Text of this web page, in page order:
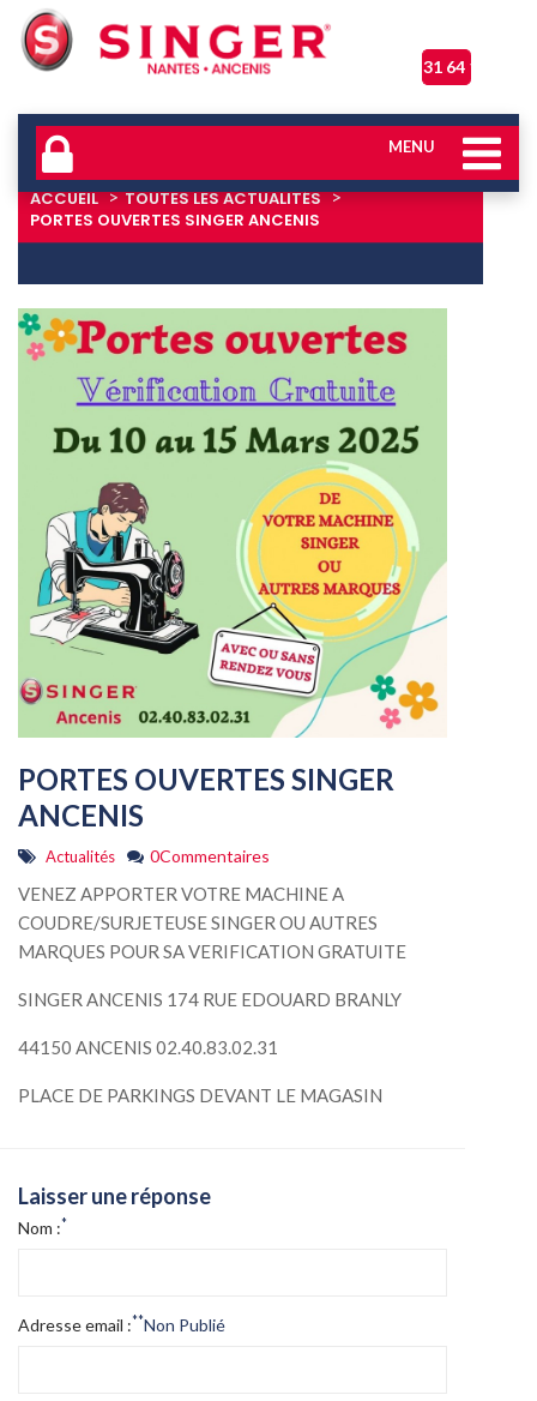
06 31 64 17 04
MENU
ACCUEIL
TOUTES LES ACTUALITÉS
PORTES OUVERTES SINGER ANCENIS
PORTES OUVERTES SINGER
ANCENIS
Actualités 0Commentaires
VENEZ APPORTER VOTRE MACHINE A
COUDRE/SURJETEUSE SINGER OU AUTRES
MARQUES POUR SA VERIFICATION GRATUITE
SINGER ANCENIS 174 RUE EDOUARD BRANLY
44150 ANCENIS 02.40.83.02.31
PLACE DE PARKINGS DEVANT LE MAGASIN
Laisser une réponse
Nom :*
Adresse email :**Non Publié